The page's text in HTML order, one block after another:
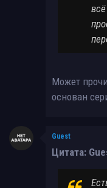
Может
основан
Guest
Цитата: